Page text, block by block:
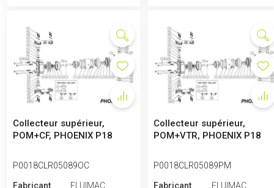
Collecteur supérieur,
POM+CF, PHOENIX P18
P0018CLR05089OC
Fabricant
FLUIMAC
Collecteur supérieur,
POM+VTR, PHOENIX P18
P0018CLR05089PM
Fabricant
FLUIMAC